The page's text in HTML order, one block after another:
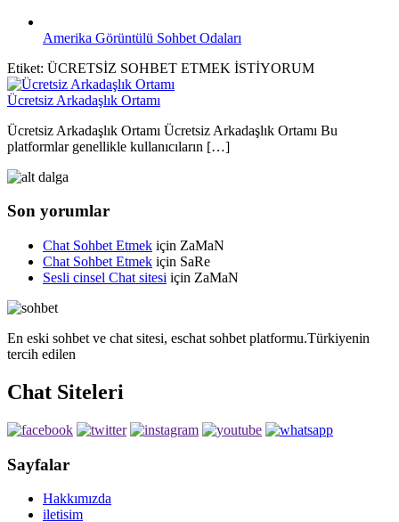
Amerika Görüntülü Sohbet Odaları
Etiket: ÜCRETSİZ SOHBET ETMEK İSTİYORUM
Ücretsiz Arkadaşlık Ortamı
Ücretsiz Arkadaşlık Ortamı Ücretsiz Arkadaşlık Ortamı Bu
platformlar genellikle kullanıcıların […]
Son yorumlar
Chat Sohbet Etmek için ZaMaN
Chat Sohbet Etmek için SaRe
Sesli cinsel Chat sitesi için ZaMaN
En eski sohbet ve chat sitesi, eschat sohbet platformu.Türkiyenin
tercih edilen
Chat Siteleri
Sayfalar
Hakkımızda
iletisim